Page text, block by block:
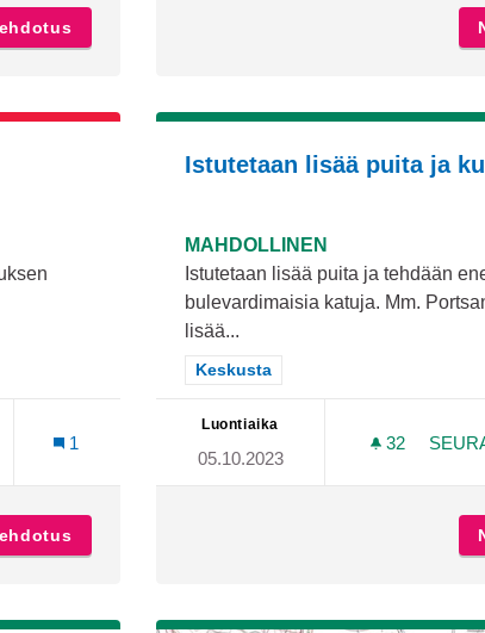
1
Istutetaan lisää puita ja
MAHDOLLINEN
Istutetaan lisää puita ja tehdään
bulevardimaisia katuja. Mm.
lisää...
Rajaa tulokset teeman mukaan:
Keskusta
Luontiaika
05.10.2023
32 32